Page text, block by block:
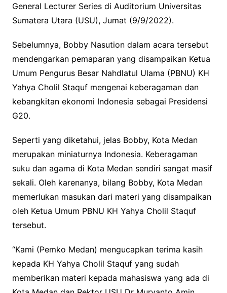
General Lecturer Series di Auditorium Universitas
Sumatera Utara (USU), Jumat (9/9/2022).
Sebelumnya, Bobby Nasution dalam acara tersebut
mendengarkan pemaparan yang disampaikan Ketua
Umum Pengurus Besar Nahdlatul Ulama (PBNU) KH
Yahya Cholil Staquf mengenai keberagaman dan
kebangkitan ekonomi Indonesia sebagai Presidensi
G20.
Seperti yang diketahui, jelas Bobby, Kota Medan
merupakan miniaturnya Indonesia. Keberagaman
suku dan agama di Kota Medan sendiri sangat masif
sekali. Oleh karenanya, bilang Bobby, Kota Medan
memerlukan masukan dari materi yang disampaikan
oleh Ketua Umum PBNU KH Yahya Cholil Staquf
tersebut.
“Kami (Pemko Medan) mengucapkan terima kasih
kepada KH Yahya Cholil Staquf yang sudah
memberikan materi kepada mahasiswa yang ada di